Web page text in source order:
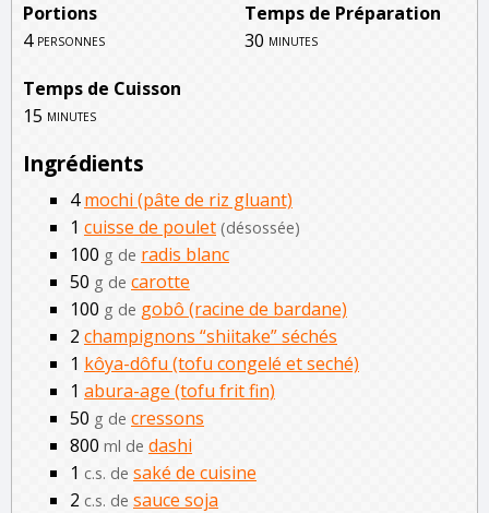
Portions
Temps de Préparation
4 personnes 30 minutes
Temps de Cuisson
15 minutes
Ingrédients
4 mochi (pâte de riz gluant)
1 cuisse de poulet (désossée)
100 g de radis blanc
50 g de carotte
100 g de gobô (racine de bardane)
2 champignons “shiitake” séchés
1 kôya-dôfu (tofu congelé et seché)
1 abura-age (tofu frit fin)
50 g de cressons
800 ml de dashi
1 c.s. de saké de cuisine
2 c.s. de sauce soja